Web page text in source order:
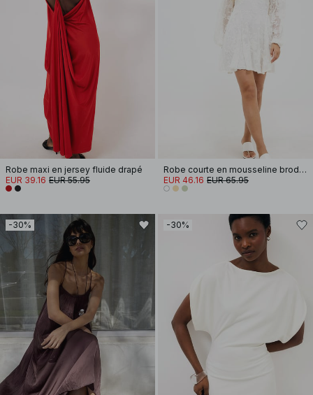
Robe maxi en jersey fluide drapé
EUR 39.16 EUR 55.95
Robe courte en mousseline brodée à manches longues
EUR 46.16 EUR 65.95
-30% -30%